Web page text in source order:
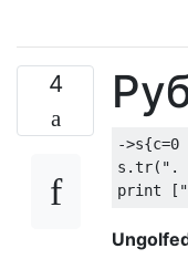
4
->s{c=0
s.tr(".